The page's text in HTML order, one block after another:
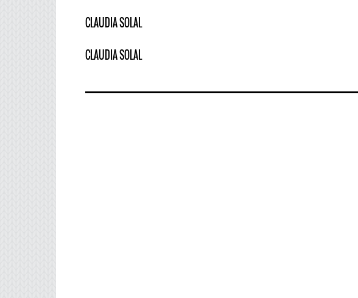
CLAUDIA SOLAL
CLAUDIA SOLAL